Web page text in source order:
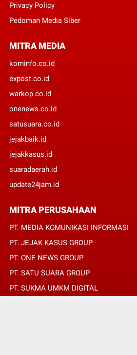
Privacy Policy
Pedoman Media Siber
MITRA MEDIA
kominfo.co.id
expost.co.id
warkop.co.id
onenews.co.id
satusuara.co.id
jejakbaik.id
jejakkasus.id
suaradaerah.id
update24jam.id
MITRA PERUSAHAAN
PT. MEDIA KOMUNIKASI INFORMASI
PT. JEJAK KASUS GROUP
PT. ONE NEWS GROUP
PT. SATU SUARA GROUP
PT. SUKMA UMKM DIGITAL